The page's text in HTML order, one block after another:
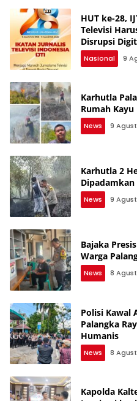
HUT ke-28,
Televisi
Disrupsi
Nasional 9
Karhutla
Rumah
News 9
Karhutla 2
Dipadamkan
News 9
Bajaka
Warga
News 8
Polisi Kawal
Palangka
Humanis
News 8
Kapolda